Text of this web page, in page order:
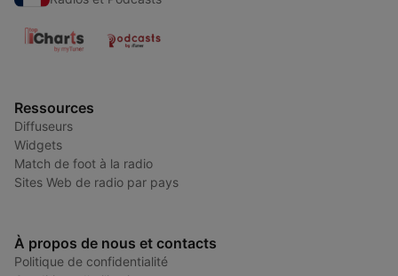
Ressources
Diffuseurs
Widgets
Match de foot à la radio
Sites Web de radio par pays
À propos de nous et contacts
Politique de confidentialité